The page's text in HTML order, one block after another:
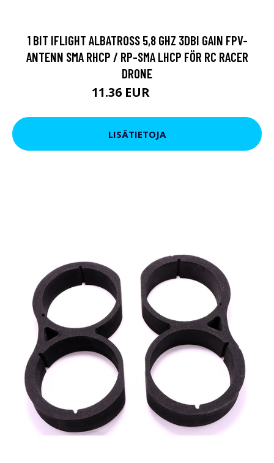
1 BIT IFLIGHT ALBATROSS 5,8 GHZ 3DBI GAIN FPV-
ANTENN SMA RHCP / RP-SMA LHCP FÖR RC RACER
DRONE
11.36 EUR
LISÄTIETOJA